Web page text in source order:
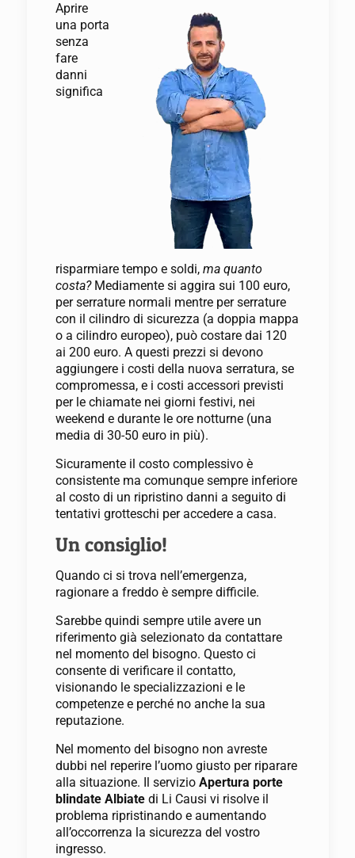
Aprire
una porta
senza
fare
danni
significa
risparmiare tempo e soldi, ma quanto
costa?Mediamente si aggira sui 100 euro,
per serrature normali mentre per serrature
con il cilindro di sicurezza (a doppia mappa
o a cilindro europeo), può costare dai 120
ai 200 euro. A questi prezzi si devono
aggiungere i costi della nuova serratura, se
compromessa, e i costi accessori previsti
per le chiamate nei giorni festivi, nei
weekend e durante le ore notturne (una
media di 30-50 euro in più).
Sicuramente il costo complessivo è
consistente ma comunque sempre inferiore
al costo di un ripristino danni a seguito di
tentativi grotteschi per accedere a casa.
Un consiglio!
Quando ci si trova nell’emergenza,
ragionare a freddo è sempre difficile.
Sarebbe quindi sempre utile avere un
riferimento già selezionato da contattare
nel momento del bisogno. Questo ci
consente di verificare il contatto,
visionando le specializzazioni e le
competenze e perché no anche la sua
reputazione.
Nel momento del bisogno non avreste
dubbi nel reperire l’uomo giusto per riparare
alla situazione. Il servizio Apertura porte
blindate Albiatedi Li Causi vi risolve il
problema ripristinando e aumentando
all’occorrenza la sicurezza del vostro
ingresso.